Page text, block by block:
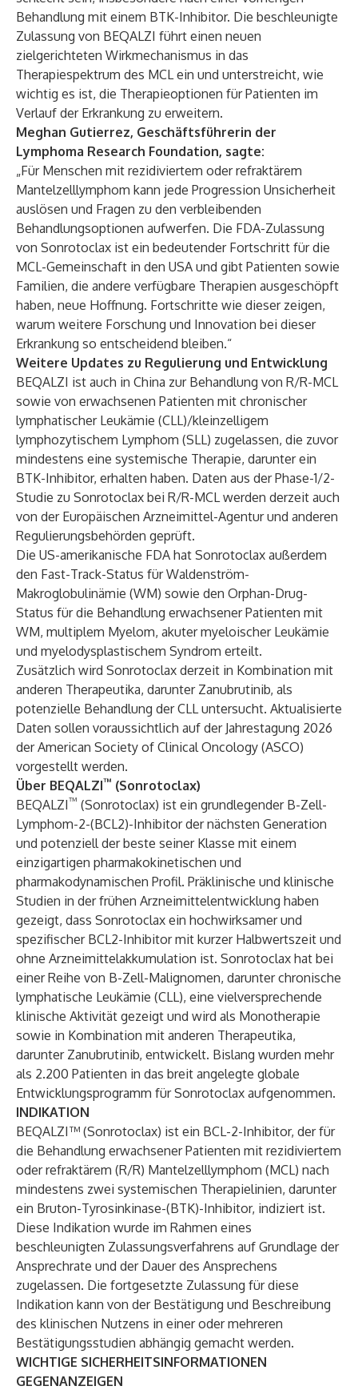
Behandlung mit einem BTK-Inhibitor. Die beschleunigte
Zulassung von BEQALZI führt einen neuen
zielgerichteten Wirkmechanismus in das
Therapiespektrum des MCL ein und unterstreicht, wie
wichtig es ist, die Therapieoptionen für Patienten im
Verlauf der Erkrankung zu erweitern.
Meghan Gutierrez, Geschäftsführerin der
Lymphoma Research Foundation, sagte:
„Für Menschen mit rezidiviertem oder refraktärem
Mantelzelllymphom kann jede Progression Unsicherheit
auslösen und Fragen zu den verbleibenden
Behandlungsoptionen aufwerfen. Die FDA-Zulassung
von Sonrotoclax ist ein bedeutender Fortschritt für die
MCL-Gemeinschaft in den USA und gibt Patienten sowie
Familien, die andere verfügbare Therapien ausgeschöpft
haben, neue Hoffnung. Fortschritte wie dieser zeigen,
warum weitere Forschung und Innovation bei dieser
Erkrankung so entscheidend bleiben.“
Weitere Updates zu Regulierung und Entwicklung
BEQALZI ist auch in China zur Behandlung von R/R-MCL
sowie von erwachsenen Patienten mit chronischer
lymphatischer Leukämie (CLL)/kleinzelligem
lymphozytischem Lymphom (SLL) zugelassen, die zuvor
mindestens eine systemische Therapie, darunter ein
BTK-Inhibitor, erhalten haben. Daten aus der Phase-1/2-
Studie zu Sonrotoclax bei R/R-MCL werden derzeit auch
von der Europäischen Arzneimittel-Agentur und anderen
Regulierungsbehörden geprüft.
Die US-amerikanische FDA hat Sonrotoclax außerdem
den Fast-Track-Status für Waldenström-
Makroglobulinämie (WM) sowie den Orphan-Drug-
Status für die Behandlung erwachsener Patienten mit
WM, multiplem Myelom, akuter myeloischer Leukämie
und myelodysplastischem Syndrom erteilt.
Zusätzlich wird Sonrotoclax derzeit in Kombination mit
anderen Therapeutika, darunter Zanubrutinib, als
potenzielle Behandlung der CLL untersucht. Aktualisierte
Daten sollen voraussichtlich auf der Jahrestagung 2026
der American Society of Clinical Oncology (ASCO)
vorgestellt werden.
Über BEQALZI™ (Sonrotoclax)
BEQALZI™ (Sonrotoclax) ist ein grundlegender B-Zell-
Lymphom-2-(BCL2)-Inhibitor der nächsten Generation
und potenziell der beste seiner Klasse mit einem
einzigartigen pharmakokinetischen und
pharmakodynamischen Profil. Präklinische und klinische
Studien in der frühen Arzneimittelentwicklung haben
gezeigt, dass Sonrotoclax ein hochwirksamer und
spezifischer BCL2-Inhibitor mit kurzer Halbwertszeit und
ohne Arzneimittelakkumulation ist. Sonrotoclax hat bei
einer Reihe von B-Zell-Malignomen, darunter chronische
lymphatische Leukämie (CLL), eine vielversprechende
klinische Aktivität gezeigt und wird als Monotherapie
sowie in Kombination mit anderen Therapeutika,
darunter Zanubrutinib, entwickelt. Bislang wurden mehr
als 2.200 Patienten in das breit angelegte globale
Entwicklungsprogramm für Sonrotoclax aufgenommen.
INDIKATION
BEQALZI™ (Sonrotoclax) ist ein BCL-2-Inhibitor, der für
die Behandlung erwachsener Patienten mit rezidiviertem
oder refraktärem (R/R) Mantelzelllymphom (MCL) nach
mindestens zwei systemischen Therapielinien, darunter
ein Bruton-Tyrosinkinase-(BTK)-Inhibitor, indiziert ist.
Diese Indikation wurde im Rahmen eines
beschleunigten Zulassungsverfahrens auf Grundlage der
Ansprechrate und der Dauer des Ansprechens
zugelassen. Die fortgesetzte Zulassung für diese
Indikation kann von der Bestätigung und Beschreibung
des klinischen Nutzens in einer oder mehreren
Bestätigungsstudien abhängig gemacht werden.
WICHTIGE SICHERHEITSINFORMATIONEN
GEGENANZEIGEN